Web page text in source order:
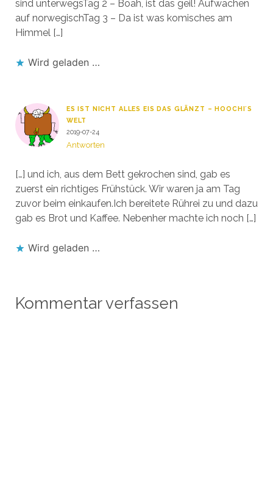
sind unterwegsTag 2 – Boah, ist das geil! Aufwachen
auf norwegischTag 3 – Da ist was komisches am
Himmel […]
Wird geladen …
ES IST NICHT ALLES EIS DAS GLÄNZT – HOOCHI´S
WELT
2019-07-24
Antworten
[…] und ich, aus dem Bett gekrochen sind, gab es
zuerst ein richtiges Frühstück. Wir waren ja am Tag
zuvor beim einkaufen.Ich bereitete Rührei zu und dazu
gab es Brot und Kaffee. Nebenher machte ich noch […]
Wird geladen …
Kommentar verfassen